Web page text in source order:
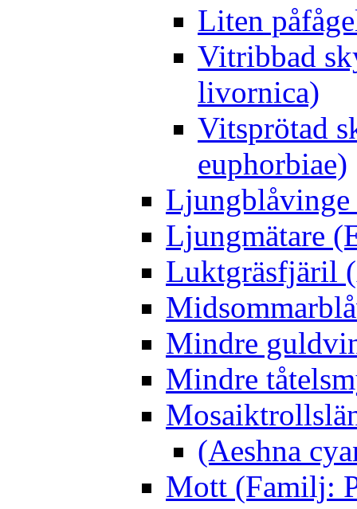
Liten
Vitribbad
livornica)
Vitsprötad
euphorbiae)
Ljungblåvinge
Ljungmätare
Luktgräsfjäril
Mindre
Mindre
(Aeshna
Mott (Familj: